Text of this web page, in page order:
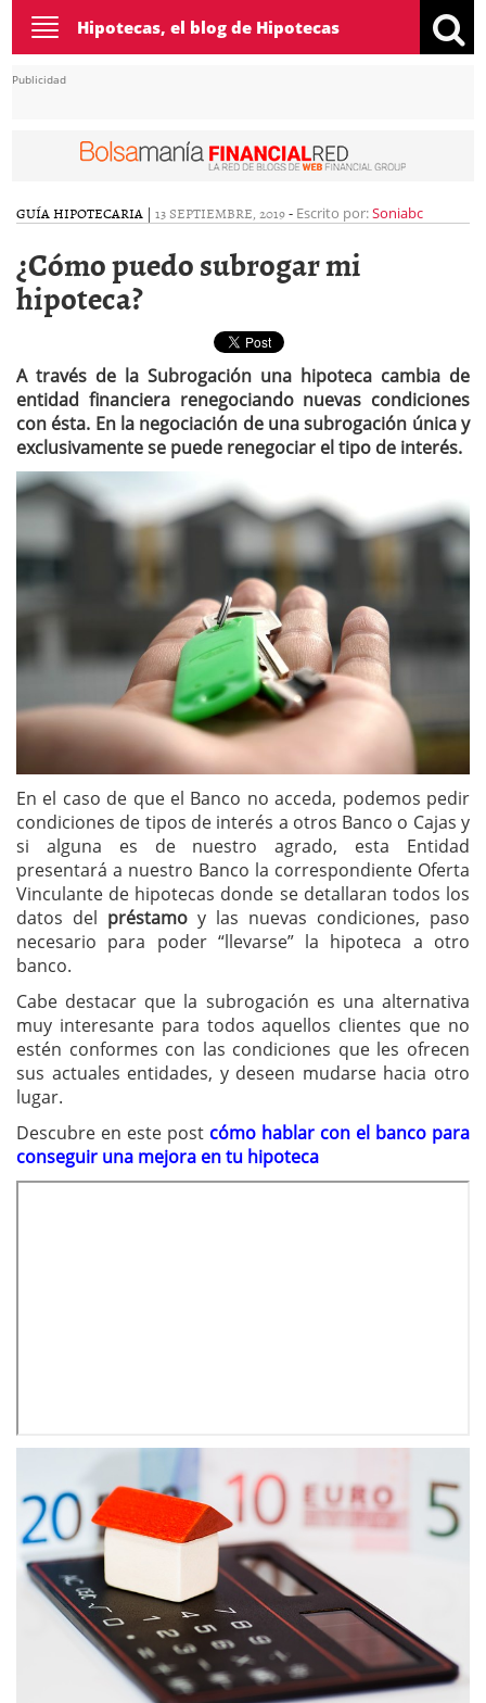
Toggle
navigation
Hipotecas, el blog de Hipotecas
Publicidad
GUÍA HIPOTECARIA | 13 SEPTIEMBRE, 2019- Escrito por:Soniabc
¿Cómo puedo subrogar mi
hipoteca?
A través de la Subrogación una hipoteca cambia de
entidad financiera renegociando nuevas condiciones
con ésta. En la negociación de una subrogación única y
exclusivamente se puede renegociar el tipo de interés.
En el caso de que el Banco no acceda, podemos pedir
condiciones de tipos de interés a otros Banco o Cajas y
si alguna es de nuestro agrado, esta Entidad
presentará a nuestro Banco la correspondiente Oferta
Vinculante de hipotecas donde se detallaran todos los
datos del préstamo y las nuevas condiciones, paso
necesario para poder “llevarse” la hipoteca a otro
banco.
Cabe destacar que la subrogación es una alternativa
muy interesante para todos aquellos clientes que no
estén conformes con las condiciones que les ofrecen
sus actuales entidades, y deseen mudarse hacia otro
lugar.
Descubre en este post cómo hablar con el banco para
conseguir una mejora en tu hipoteca